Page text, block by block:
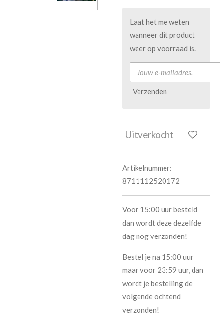
Laat het me weten
wanneer dit product
weer op voorraad is.
Verzenden
Uitverkocht
Artikelnummer:
8711112520172
Voor 15:00 uur besteld
dan wordt deze dezelfde
dag nog verzonden!
Bestel je na 15:00 uur
maar voor 23:59 uur, dan
wordt je bestelling de
volgende ochtend
verzonden!